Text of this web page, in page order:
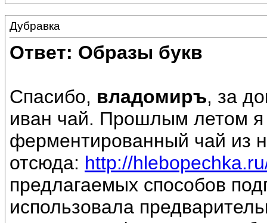
Дубравка
Ответ: Образы букв
Спасибо, владомиръ, за
иван чай. Прошлым летом я
ферментированный чай из
отсюда: http://
предлагаемых способов
использовала